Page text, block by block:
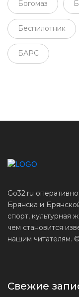
Богомаз
Беспилотник
БАРС
Go32.ru
Брянска и
спорт, культурная
чем становится
нашим читателям.
Свежие